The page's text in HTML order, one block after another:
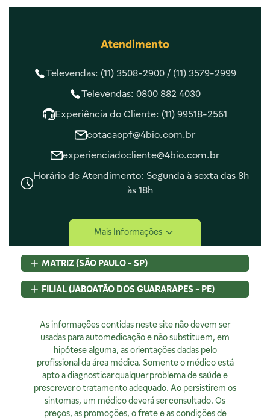
Atendimento
Televendas: (11) 3508-2900 / (11) 3579-2999
Televendas: 0800 882 4030
Experiência do Cliente: (11) 99518-2561
cotacaopf@4bio.com.br
experienciadocliente@4bio.com.br
Horário de Atendimento: Segunda à sexta das 8h
às 18h
Central de Ajuda
Central de Atendimento
Envio e Entrega
Navegando e Comprando
Trocas e Devoluções
Fale Conosco
Encarregado de Privacidade
Rodrigo Costa
dpo@4bio.com.br
Institucional
Mais Informações
MATRIZ (SÃO PAULO - SP)
Rua Pedroso Alvarenga, 58 Cj. 02
Itaim Bibi, São Paulo, SP
CNPJ:07.015.691/0001-46
Licença Sanitária Nº:
355030801-477-000962-1-0
AFE:7.16539-7
FARMACÊUTICA RESPONSÁVEL:
Renata de Sousa Cerqueira
63200
Horário de Atendimento:
FILIAL (JABOATÃO DOS GUARARAPES - PE)
54320-230 - Brasil
07.015.691/0008-12
Licença Sanitária Nº:00523.3/2025
0888921250
FARMACÊUTICA RESPONSÁVEL:
Diogo Amaro da Silva Santos
CRF/PE:14237
As informações contidas neste site não devem ser
usadas para automedicação e não substituem, em
hipótese alguma, as orientações dadas pelo
profissional da área médica. Somente o médico está
apto a diagnosticar qualquer problema de saúde e
prescrever o tratamento adequado. Ao persistirem os
sintomas, um médico deverá ser consultado. Os
preços, as promoções, o frete e as condições de